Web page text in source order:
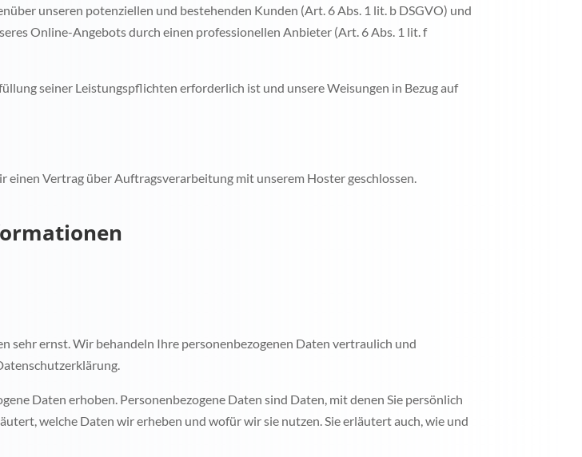
unseren potenziellen und bestehenden Kunden (Art. 6 Abs. 1 lit. b DSGVO) und
Online-Angebots durch einen professionellen Anbieter (Art. 6 Abs. 1 lit. f
seiner Leistungspflichten erforderlich ist und unsere Weisungen in Bezug auf
Vertrag über Auftragsverarbeitung mit unserem Hoster geschlossen.
sehr ernst. Wir behandeln Ihre personenbezogenen Daten vertraulich und
Daten erhoben. Personenbezogene Daten sind Daten, mit denen Sie persönlich
welche Daten wir erheben und wofür wir sie nutzen. Sie erläutert auch, wie und